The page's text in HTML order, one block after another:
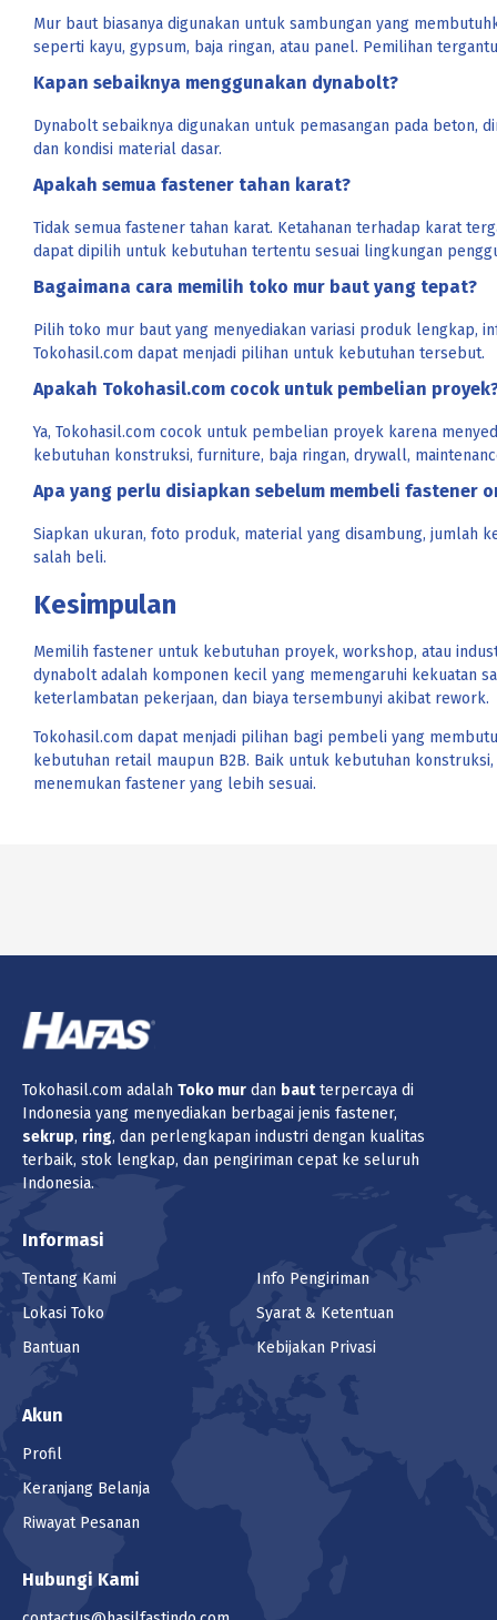
Mur baut biasanya digunakan untuk sambungan yang
seperti kayu, gypsum, baja ringan, atau panel. Pemilihan
Kapan sebaiknya menggunakan dynabolt?
Dynabolt sebaiknya digunakan untuk pemasangan pada
dan kondisi material dasar.
Apakah semua fastener tahan karat?
Tidak semua fastener tahan karat. Ketahanan terhadap karat
dapat dipilih untuk kebutuhan tertentu sesuai lingkungan
Bagaimana cara memilih toko mur baut yang tepat?
Pilih toko mur baut yang menyediakan variasi produk lengkap,
Tokohasil.com dapat menjadi pilihan untuk kebutuhan tersebut.
Apakah Tokohasil.com cocok untuk pembelian
Ya, Tokohasil.com cocok untuk pembelian proyek karena
kebutuhan konstruksi, furniture, baja ringan, drywall,
Apa yang perlu disiapkan sebelum membeli fastener
Siapkan ukuran, foto produk, material yang disambung, jumlah
salah beli.
Kesimpulan
Memilih fastener untuk kebutuhan proyek, workshop, atau
dynabolt adalah komponen kecil yang memengaruhi kekuatan
keterlambatan pekerjaan, dan biaya tersembunyi akibat rework.
Tokohasil.com dapat menjadi pilihan bagi pembeli yang
kebutuhan retail maupun B2B. Baik untuk kebutuhan
menemukan fastener yang lebih sesuai.
Tokohasil.com adalah Toko mur dan bautterpercaya di
Indonesia yang menyediakan berbagai jenis fastener,
sekrup, ring, dan perlengkapan industri dengan kualitas
terbaik, stok lengkap, dan pengiriman cepat ke seluruh
Indonesia.
Informasi
Tentang Kami
Lokasi Toko
Bantuan
Info Pengiriman
Syarat & Ketentuan
Kebijakan Privasi
Akun
Profil
Keranjang Belanja
Riwayat Pesanan
Hubungi Kami